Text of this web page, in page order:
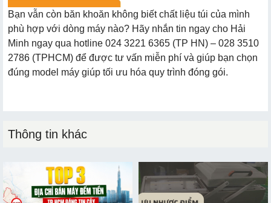
Bạn vẫn còn băn khoăn không biết chất liệu túi của mình
phù hợp với dòng máy nào? Hãy nhắn tin ngay cho Hải
Minh ngay qua hotline 024 3221 6365 (TP HN) – 028 3510
2786 (TPHCM) để được tư vấn miễn phí và giúp bạn chọn
đúng model máy giúp tối ưu hóa quy trình đóng gói.
Thông tin khác